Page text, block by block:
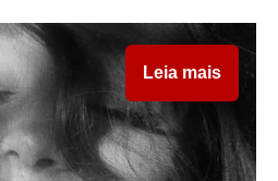
Leia mais